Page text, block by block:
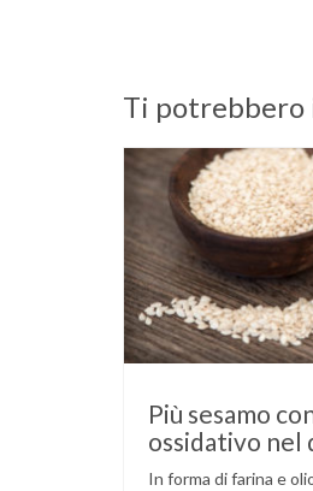
Ti potrebbero
Più sesamo
ossidativo nel
In forma di farina e